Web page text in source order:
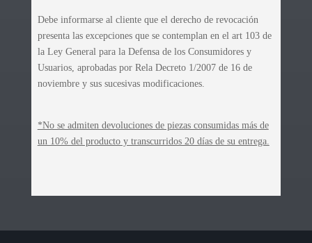
Debe informarse al cliente que el derecho de revocación
presenta las excepciones que se contemplan en el art 103 de
la Ley General para la Defensa de los Consumidores y
Usuarios, aprobadas por Rela Decreto 1/2007 de 16 de
noviembre y sus sucesivas modificaciones.
*No se admiten devoluciones de piezas consumidas más de
un 10% del producto y transcurridos 20 días de su entrega.